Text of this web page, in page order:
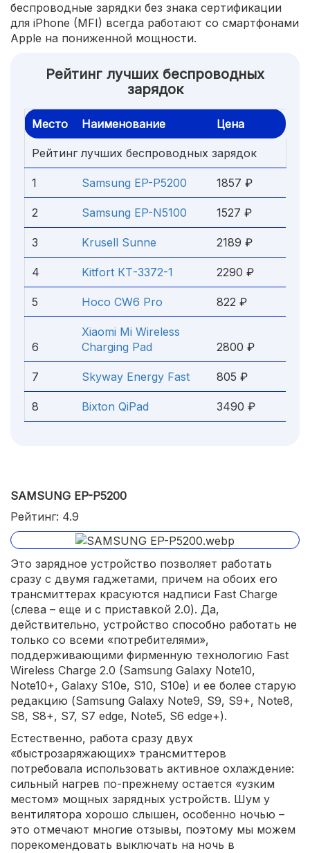
беспроводные зарядки без знака сертификации
для iPhone (MFI) всегда работают со смартфонами
Apple на пониженной мощности.
Рейтинг лучших беспроводных
зарядок
Место Наименование Цена
Рейтинг лучших беспроводных зарядок
1 Samsung EP-P5200 1857 ₽
2 Samsung EP-N5100 1527 ₽
3 Krusell Sunne 2189 ₽
4 Kitfort КТ-3372-1 2290 ₽
5 Hoco CW6 Pro 822 ₽
6
Xiaomi Mi Wireless
Charging Pad
2800 ₽
7 Skyway Energy Fast 805 ₽
8 Bixton QiPad 3490 ₽
SAMSUNG EP-P5200
Рейтинг: 4.9
Это зарядное устройство позволяет работать
сразу с двумя гаджетами, причем на обоих его
трансмиттерах красуются надписи Fast Charge
(слева – еще и с приставкой 2.0). Да,
действительно, устройство способно работать не
только со всеми «потребителями»,
поддерживающими фирменную технологию Fast
Wireless Charge 2.0 (Samsung Galaxy Note10,
Note10+, Galaxy S10e, S10, S10e) и ее более старую
редакцию (Samsung Galaxy Note9, S9, S9+, Note8,
S8, S8+, S7, S7 edge, Note5, S6 edge+).
Естественно, работа сразу двух
«быстрозаряжающих» трансмиттеров
потребовала использовать активное охлаждение:
сильный нагрев по-прежнему остается «узким
местом» мощных зарядных устройств. Шум у
вентилятора хорошо слышен, особенно ночью –
это отмечают многие отзывы, поэтому мы можем
порекомендовать выключать на ночь в